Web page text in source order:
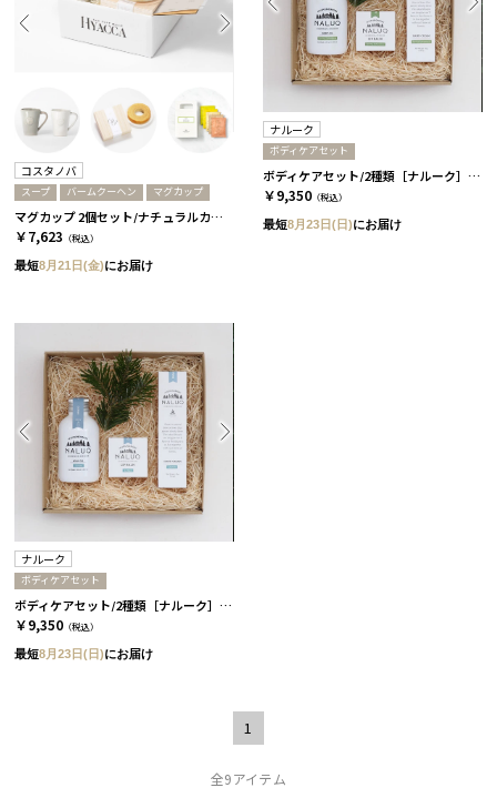
コスタノバ
スープ バームクーヘン マグカップ
マグカップ 2個セット/ナチュラルカラー［コスタノバ］+バームクーヘン+スープ
￥7,623 （税込）
最短8月21日(金)にお届け
ナルーク
ボディケアセット
ボディケアセット/2種類［ナルーク］ スプリングエフェメラル
￥9,350 （税込）
最短8月23日(日)にお届け
ナルーク
ボディケアセット
ボディケアセット/2種類［ナルーク］ ライケン
￥9,350 （税込）
最短8月23日(日)にお届け
1
全9アイテム